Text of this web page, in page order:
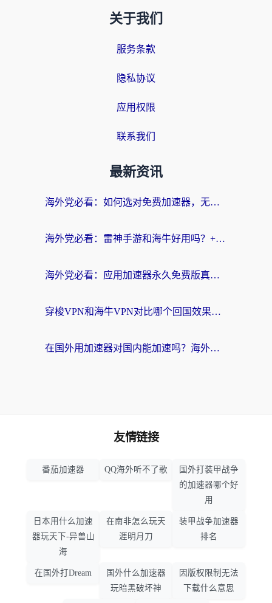
关于我们
服务条款
隐私协议
应用权限
联系我们
最新资讯
海外党必看：如何选对免费加速器，无缝访问国内资源不踩坑？
海外党必看：雷神手游和海牛好用吗？+3款热门加速器实测对比，附番茄加速器无缝回国指南
海外党必看：应用加速器永久免费版真的存在吗？教你选对回国加速器无缝刷国内资源
穿梭VPN和海牛VPN对比哪个回国效果更好？海外华人亲测3款热门加速器+避坑指南
在国外用加速器对国内能加速吗？海外党亲测有效的无缝访问指南
友情链接
番茄加速器 QQ海外听不了歌
国外打装甲战争
的加速器哪个好
用
日本用什么加速
器玩天下-异兽山
海
在南非怎么玩天
涯明月刀
装甲战争加速器
排名
在国外打Dream
国外什么加速器
玩暗黑破坏神
因版权限制无法
下载什么意思